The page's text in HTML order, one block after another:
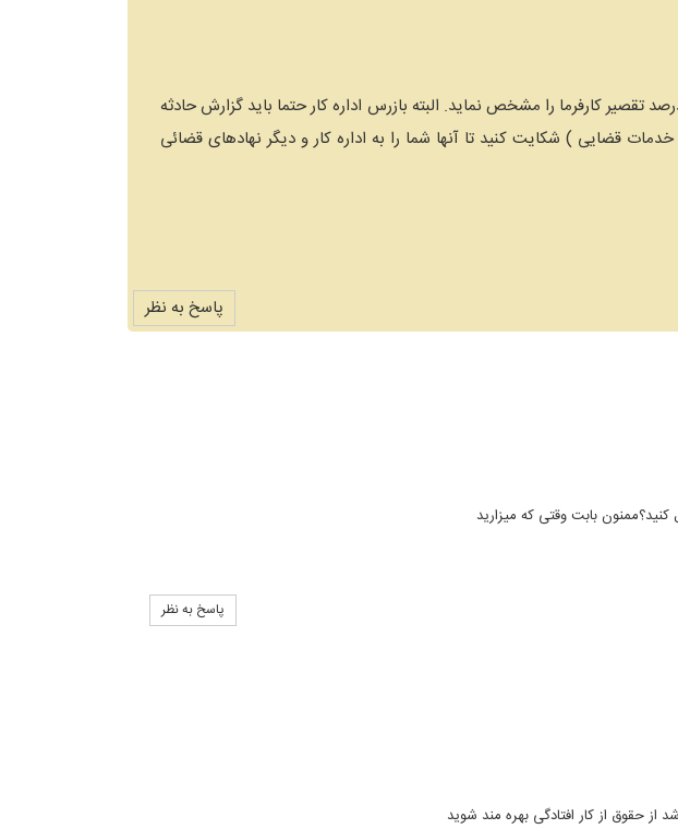
تقصیر کارفرما را مشخص نماید. البته بازرس اداره کار حتما باید گزارش حادثه
خدمات قضایی ) شکایت کنید تا آنها شما را به اداره کار و دیگر نهادهای قضائی
پاسخ به نظر
بابت وقتی که میزارید
پاسخ به نظر
از حقوق از کار افتادگی بهره مند شوید